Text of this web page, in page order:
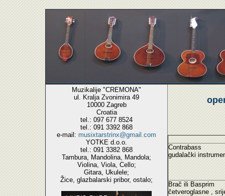
Muzikalije "CREMONA"
ul. Kralja Zvonimira 49
10000 Zagreb
Croatia
tel.: 097 677 8524
tel.: 091 3392 868
e-mail: musixtarstrinx@gmail.com
YOTKE d.o.o.
tel.: 091 3382 868
Tambura, Mandolina, Mandola;
Violina, Viola, Cello;
Gitara, Ukulele;
Žice, glazbalarski pribor, ostalo;
Contrabass
gudalački
Brač ili Basprim
četveroglasne ,